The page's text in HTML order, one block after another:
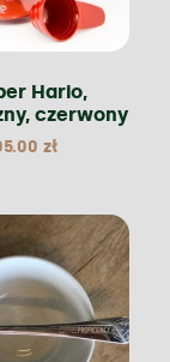
Hario,
czerwony
zł